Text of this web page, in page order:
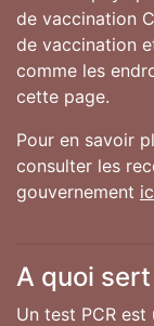
de vaccination
de vaccination
comme les
cette page.
Pour en savoir
consulter les
gouvernement
A quoi sert
Un test PCR